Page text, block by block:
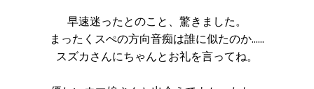
早速迷ったとのこと、驚きました。
まったくスぺの方向音痴は誰に似たのか……
スズカさんにちゃんとお礼を言ってね。